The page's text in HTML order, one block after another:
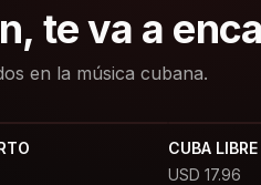
te va a
en la música cubana.
CUBA
USD 17.96